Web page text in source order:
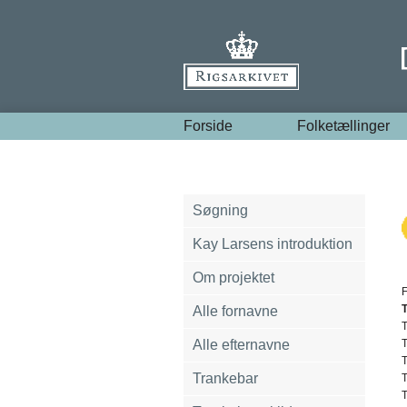
Forside Folketællinger
Søgning
Kay Larsens introduktion
Om projektet
Alle fornavne
Alle efternavne
Trankebar